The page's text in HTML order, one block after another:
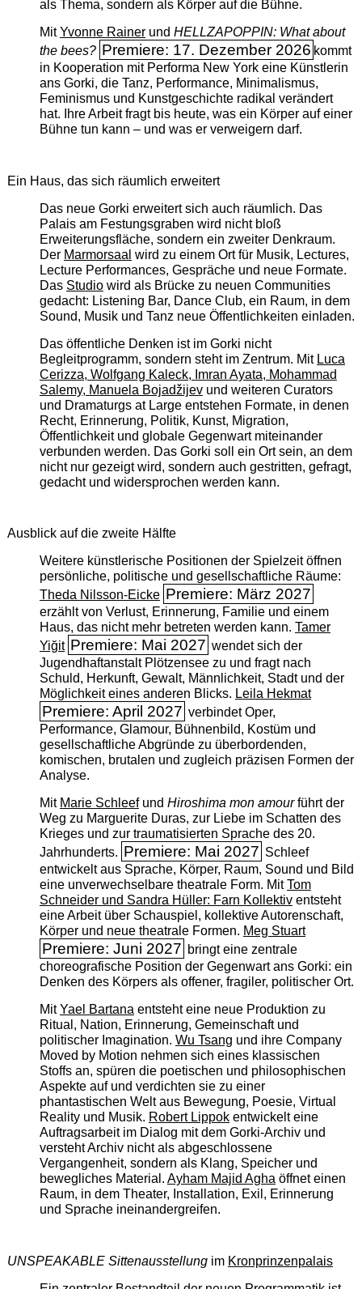
als Thema, sondern als Körper auf die Bühne.
MitYvonne Rainerund HELLZAPOPPIN: What about
the bees? Premiere: 17. Dezember 2026 kommt
in Kooperation mit Performa New York eine Künstlerin
ans Gorki, die Tanz, Performance, Minimalismus,
Feminismus und Kunstgeschichte radikal verändert
hat. Ihre Arbeit fragt bis heute, was ein Körper auf einer
Bühne tun kann – und was er verweigern darf.
Ein Haus, das sich räumlich erweitert
Das neue Gorki erweitert sich auch räumlich. Das
Palais am Festungsgraben wird nicht bloß
Erweiterungsfläche, sondern ein zweiter Denkraum.
Der Marmorsaal wird zu einem Ort für Musik, Lectures,
Lecture Performances, Gespräche und neue Formate.
Das Studiowird als Brücke zu neuen Communities
gedacht: Listening Bar, Dance Club, ein Raum, in dem
Sound, Musik und Tanz neue Öffentlichkeiten einladen.
Das öffentliche Denken ist im Gorki nicht
Begleitprogramm, sondern steht im Zentrum. Mit Luca
Cerizza, Wolfgang Kaleck, Imran Ayata, Mohammad
Salemy, Manuela Bojadžijevund weiteren Curators
und Dramaturgs at Large entstehen Formate, in denen
Recht, Erinnerung, Politik, Kunst, Migration,
Öffentlichkeit und globale Gegenwart miteinander
verbunden werden. Das Gorki soll ein Ort sein, an dem
nicht nur gezeigt wird, sondern auch gestritten, gefragt,
gedacht und widersprochen werden kann.
Ausblick auf die zweite Hälfte
Weitere künstlerische Positionen der Spielzeit öffnen
persönliche, politische und gesellschaftliche Räume:
Theda Nilsson-Eicke Premiere: März 2027
erzählt von Verlust, Erinnerung, Familie und einem
Haus, das nicht mehr betreten werden kann. Tamer
Yiğit Premiere: Mai 2027 wendet sich der
Jugendhaftanstalt Plötzensee zu und fragt nach
Schuld, Herkunft, Gewalt, Männlichkeit, Stadt und der
Möglichkeit eines anderen Blicks. Leila Hekmat
Premiere: April 2027 verbindet Oper,
Performance, Glamour, Bühnenbild, Kostüm und
gesellschaftliche Abgründe zu überbordenden,
komischen, brutalen und zugleich präzisen Formen der
Analyse.
Mit Marie Schleefund Hiroshima mon amourführt der
Weg zu Marguerite Duras, zur Liebe im Schatten des
Krieges und zur traumatisierten Sprache des 20.
Jahrhunderts. Premiere: Mai 2027 Schleef
entwickelt aus Sprache, Körper, Raum, Sound und Bild
eine unverwechselbare theatrale Form. MitTom
Schneider und Sandra Hüller: Farn Kollektiventsteht
eine Arbeit über Schauspiel, kollektive Autorenschaft,
Körper und neue theatrale Formen. Meg Stuart
Premiere: Juni 2027 bringt eine zentrale
choreografische Position der Gegenwart ans Gorki: ein
Denken des Körpers als offener, fragiler, politischer Ort.
MitYael Bartanaentsteht eine neue Produktion zu
Ritual, Nation, Erinnerung, Gemeinschaft und
politischer Imagination. Wu Tsang und ihre Company
Moved by Motion nehmen sich eines klassischen
Stoffs an, spüren die poetischen und philosophischen
Aspekte auf und verdichten sie zu einer
phantastischen Welt aus Bewegung, Poesie, Virtual
Reality und Musik. Robert Lippokentwickelt eine
Auftragsarbeit im Dialog mit dem Gorki-Archiv und
versteht Archiv nicht als abgeschlossene
Vergangenheit, sondern als Klang, Speicher und
bewegliches Material. Ayham Majid Aghaöffnet einen
Raum, in dem Theater, Installation, Exil, Erinnerung
und Sprache ineinandergreifen.
UNSPEAKABLE Sittenausstellungim Kronprinzenpalais